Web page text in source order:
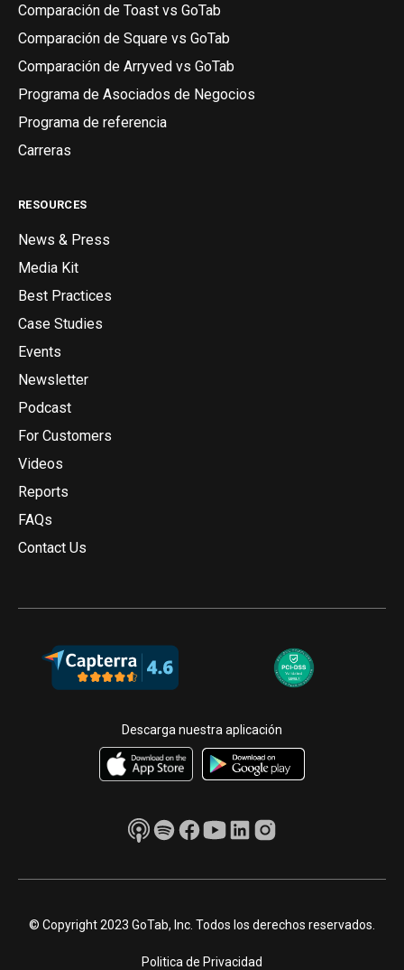
Comparación de Toast vs GoTab
Comparación de Square vs GoTab
Comparación de Arryved vs GoTab
Programa de Asociados de Negocios
Programa de referencia
Carreras
RESOURCES
News & Press
Media Kit
Best Practices
Case Studies
Events
Newsletter
Podcast
For Customers
Videos
Reports
FAQs
Contact Us
Descarga nuestra aplicación
© Copyright 2023 GoTab, Inc. Todos los derechos reservados.
Politica de Privacidad